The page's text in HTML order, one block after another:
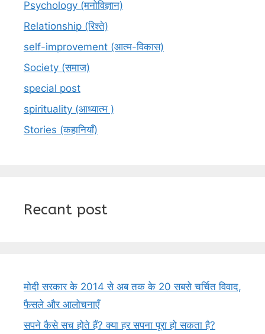
Psychology (मनोविज्ञान)
Relationship (रिश्ते)
self-improvement (आत्म-विकास)
Society (समाज)
special post
spirituality (आध्यात्म )
Stories (कहानियाँ)
Recant post
मोदी सरकार के 2014 से अब तक के 20 सबसे चर्चित विवाद,
फैसले और आलोचनाएँ
सपने कैसे सच होते हैं? क्या हर सपना पूरा हो सकता है?